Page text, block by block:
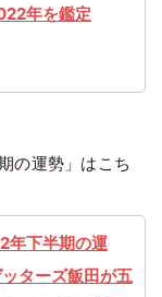
年を鑑定
の運勢」はこち
年下半期の運
ターズ飯田が五